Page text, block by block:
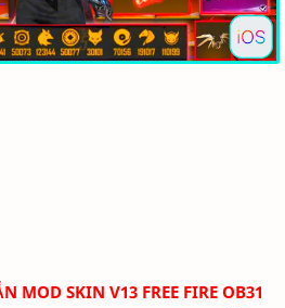
MOD SKIN V13 FREE FIRE OB31